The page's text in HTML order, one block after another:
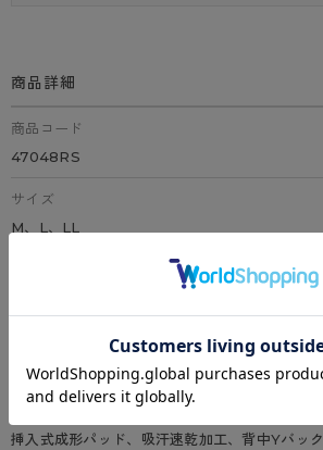
商品詳細
商品コード
47048RS
サイズ
M、L、LL
ポリエステル85％、ポリウレタン15%
挿入式成形パッド、吸汗速乾加工、背中Yバック